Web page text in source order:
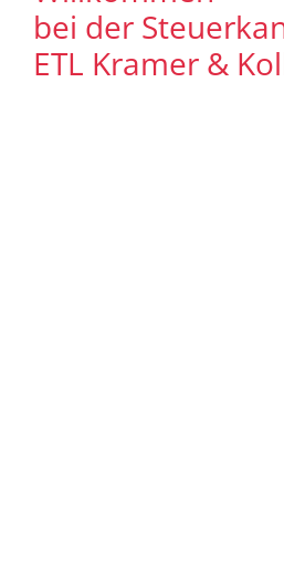
bei der
ETL Kramer &